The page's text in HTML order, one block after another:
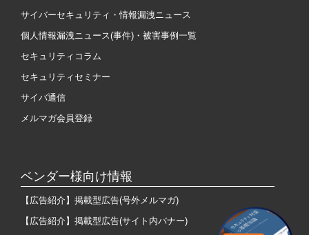
サイバーセキュリティ・情報漏洩ニュース
個人情報漏洩ニュース(事件)・被害事例一覧
セキュリティコラム
セキュリティセミナー
サイバ通信
メルマガ会員登録
ベンダー様向け情報
【広告紹介】掲載型広告(号外メルマガ)
【広告紹介】掲載型広告(サイト内バナー)